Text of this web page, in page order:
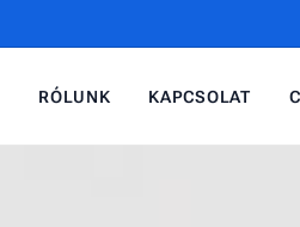
RÓLUNK KAPCSOLAT